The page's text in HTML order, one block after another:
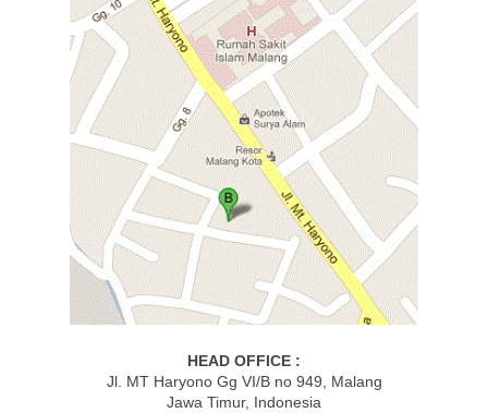
HEAD OFFICE :
Jl. MT Haryono Gg VI/B no 949, Malang
Jawa Timur, Indonesia